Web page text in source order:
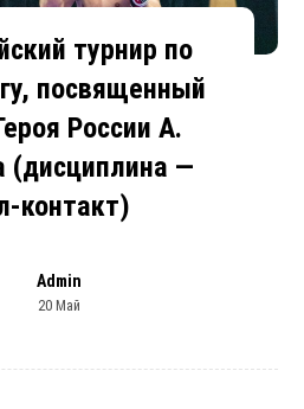
турнир по
посвященный
России А.
(дисциплина —
контакт)
Admin
20 Май